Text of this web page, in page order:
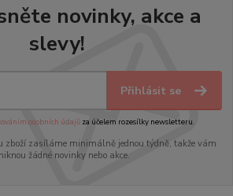
novinky, akce a
slevy!
Přihlásit se
osobních údajůza účelem rozesílky newsletteru.
zboží zasíláme minimálně jednou týdně, takže vám
žádné novinky nebo akce.